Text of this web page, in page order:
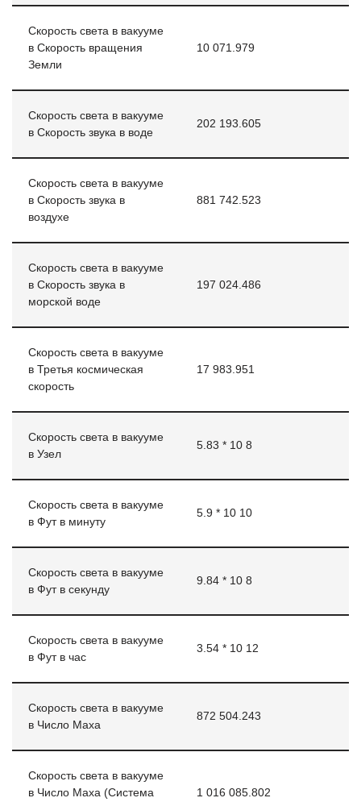
Скорость света в вакууме
в Скорость вращения
Земли
10 071.979
Скорость света в вакууме
в Скорость звука в воде
202 193.605
Скорость света в вакууме
в Скорость звука в
воздухе
881 742.523
Скорость света в вакууме
в Скорость звука в
морской воде
197 024.486
Скорость света в вакууме
в Третья космическая
скорость
17 983.951
Скорость света в вакууме
в Узел
5.83 * 10 8
Скорость света в вакууме
в Фут в минуту
5.9 * 10 10
Скорость света в вакууме
в Фут в секунду
9.84 * 10 8
Скорость света в вакууме
в Фут в час
3.54 * 10 12
Скорость света в вакууме
в Число Маха
872 504.243
Скорость света в вакууме
в Число Маха (Система
1 016 085.802